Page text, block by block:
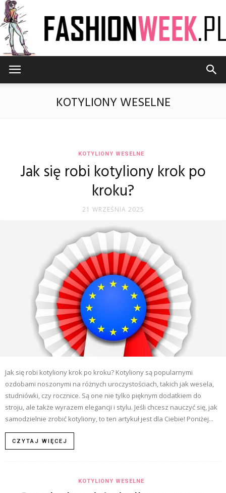
KOTYLIONY WESELNE
KOTYLIONY WESELNE
Jak się robi kotyliony krok po
kroku?
21 WRZEŚNIA 2025
Jak się robi kotyliony krok po kroku? Kotyliony są popularnymi
ozdobami noszonymi na różnych uroczystościach, takich jak wesela,
studniówki, czy rocznice. Są one nie tylko pięknym dodatkiem do
stroju, ale także wyrazem elegancji i stylu. Jeśli chcesz nauczyć się, jak
samodzielnie zrobić kotyliony, to ten artykuł jest dla Ciebie! Poniżej...
CZYTAJ WIĘCEJ
KOTYLIONY WESELNE